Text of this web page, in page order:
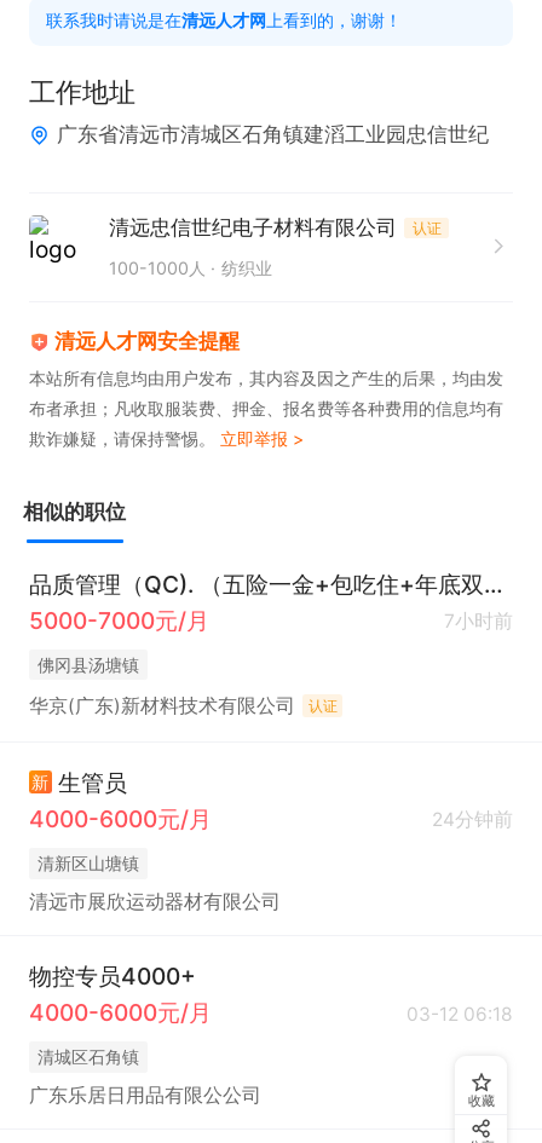
②、具有较强的学习能，能够适应新工作环境，并且
意识；
③、熟练掌握QC工具使用，具备一定的数据收集、
出有效解决方案；
④、具备良好的沟通协调能力，能够与上下游相关部
任务；
⑤、具有一定抗压能力，并且带领团队不断改善生产
流程和提供管理水平；
⑥、具有一定培训能力，对下属开展工作技能和现场
联系我时请说是在清远人才网 上看到的，谢谢！
工作地址
广东省清远市清城区石角镇建滔工业园忠信世纪
清远忠信世纪电子材料有限公司 认证
100-1000人 纺织业
清远人才网安全提醒
本站所有信息均由用户发布，其内容及因之产生的后果，均由发
布者承担；凡收取服装费、押金、报名费等各种费用的信息均有
欺诈嫌疑，请保持警惕。 立即举报 >
相似的职位
品质管理（QC). （五险一金+包吃住+年底双薪+年休假+商业保险+包吃+住公寓宿舍）
5000-7000元/月
7小时前
佛冈县汤塘镇
华京(广东)新材料技术有限公司 认证
新 生管员
4000-6000元/月
24分钟前
清新区山塘镇
清远市展欣运动器材有限公司
物控专员4000+
4000-6000元/月
03-12 06:18
清城区石角镇
广东乐居日用品有限公公司 收藏